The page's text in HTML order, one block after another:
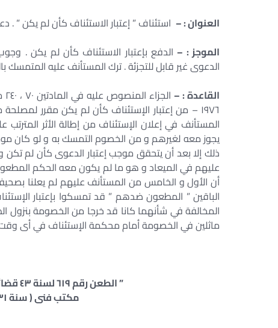
العنوان : – استئناف ” إعتبار الاستئناف كأن لم يكن ”
الموجز : –الدفع بإعتبار الاستئناف كأن لم يكن .
الدعوى غير قابل للتجزئة . ترك المستأنف عليه المتمسك
القاعدة : –
١٩٧٦ – من إعتبار الإستئناف كأن لم يكن مقرر
المستأنف في إعلان الإستئناف من إطالة الأثر
يجوز معه لغيرهم و من الخصوم التمسك به و لو كان
ذلك إلا بعد أن يتحقق موجب إعتبار الدعوى كأن لم
عليهم في الميعاد و هو ما لم يكون معه الحكم
أن الأول و الخامس من المستأنف عليهم لم يعلنا
الباقين ” المطعون ضدهم ” قد تمسكوا بإعتبار
المخالفة في شأنهما كانا قد خرجا من الخصومة بنزول
ماثلين في الخصومة أمام محكمة الإستئناف في أى
” الطعن رقم ٦١٩ لسنة ٤٣ قضائية الدوائر التجارية – جلسة ١٩٨٠/٠١/٢٩ “
مكتب فنى ( سنة ٣١ – قاعدة ٦٧ – صفحة ٣٣٣ )